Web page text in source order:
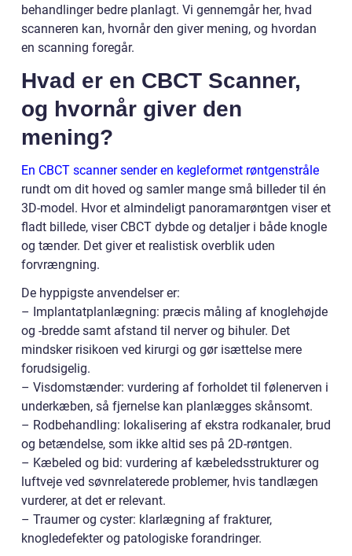
behandlinger bedre planlagt. Vi gennemgår her, hvad
scanneren kan, hvornår den giver mening, og hvordan
en scanning foregår.
Hvad er en CBCT Scanner,
og hvornår giver den
mening?
En CBCT scanner sender en kegleformet røntgenstråle
rundt om dit hoved og samler mange små billeder til én
3D-model. Hvor et almindeligt panoramarøntgen viser et
fladt billede, viser CBCT dybde og detaljer i både knogle
og tænder. Det giver et realistisk overblik uden
forvrængning.
De hyppigste anvendelser er:
– Implantatplanlægning: præcis måling af knoglehøjde
og -bredde samt afstand til nerver og bihuler. Det
mindsker risikoen ved kirurgi og gør isættelse mere
forudsigelig.
– Visdomstænder: vurdering af forholdet til følenerven i
underkæben, så fjernelse kan planlægges skånsomt.
– Rodbehandling: lokalisering af ekstra rodkanaler, brud
og betændelse, som ikke altid ses på 2D-røntgen.
– Kæbeled og bid: vurdering af kæbeledsstrukturer og
luftveje ved søvnrelaterede problemer, hvis tandlægen
vurderer, at det er relevant.
– Traumer og cyster: klarlægning af frakturer,
knogledefekter og patologiske forandringer.